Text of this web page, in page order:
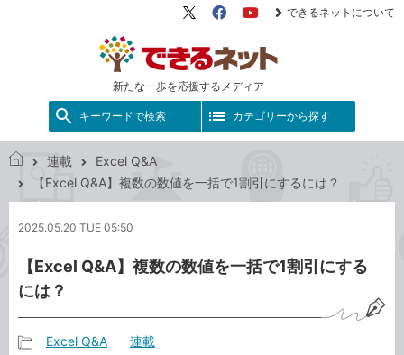
新たな一歩を応援するメディア
X（旧
FacebookYouTube
できるネットについて
キーワードで検索 カテゴリーから探す
ネ
ト
連載
Excel Q&A
【Excel Q&A】複数の数値を一括で1割引にするには？
2025.05.20 TUE 05:50
【Excel Q&A】複数の数値を一括で1割引にする
には？
Excel Q&A 連載